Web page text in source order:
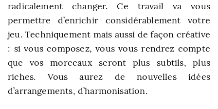
radicalement changer. Ce travail va vous
permettre d’enrichir considérablement votre
jeu. Techniquement mais aussi de façon créative
: si vous composez, vous vous rendrez compte
que vos morceaux seront plus subtils, plus
riches. Vous aurez de nouvelles idées
d’arrangements, d’harmonisation.